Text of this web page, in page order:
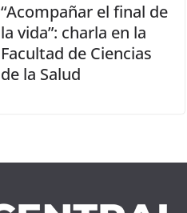
“Acompañar el final de
la vida”: charla en la
Facultad de Ciencias
de la Salud